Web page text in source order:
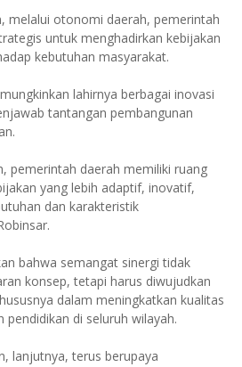
melalui otonomi daerah, pemerintah
untuk menghadirkan kebijakan
kebutuhan masyarakat.
lahirnya berbagai inovasi
tantangan pembangunan
pemerintah daerah memiliki ruang
yang lebih adaptif, inovatif,
dan karakteristik
bahwa semangat sinergi tidak
konsep, tetapi harus diwujudkan
dalam meningkatkan kualitas
pendidikan di seluruh wilayah.
lanjutnya, terus berupaya